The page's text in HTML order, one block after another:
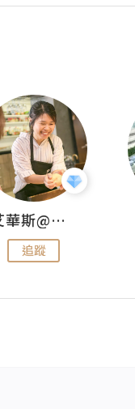
艾華斯@鄭大小姐工房
追蹤